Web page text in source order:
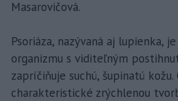
Masarovičová.
Psoriáza, nazývaná aj lupienka,
organizmu s viditeľným
zapríčiňuje suchú, šupinatú
charakteristické zrýchlenou